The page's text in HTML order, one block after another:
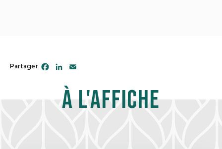
Partager Facebook
LinkedIn
À l'affiche